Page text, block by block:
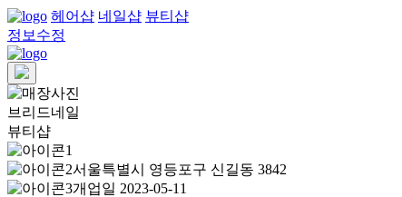
헤어샵 네일샵 뷰티샵
정보수정
브리드네일
뷰티샵
서울특별시 영등포구 신길동 3842
개업일 2023-05-11